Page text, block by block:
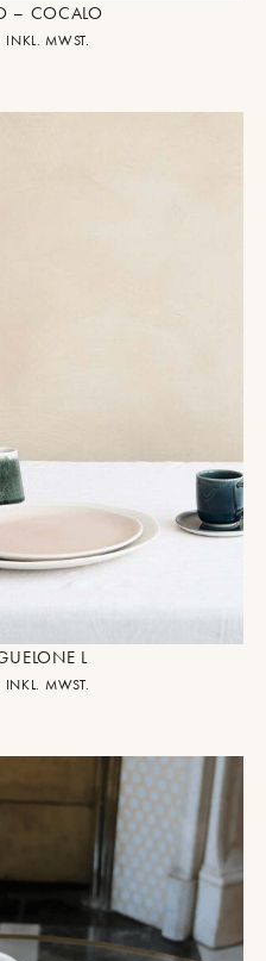
– COCALO
INKL. MWST.
L
INKL. MWST.